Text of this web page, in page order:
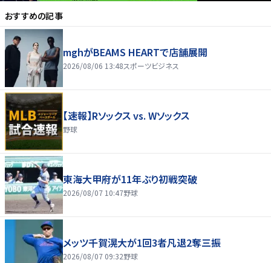
おすすめの記事
mghがBEAMS HEARTで店舗展開
2026/08/06 13:48スポーツビジネス
【速報】Rソックス vs. Wソックス
野球
東海大甲府が11年ぶり初戦突破
2026/08/07 10:47野球
メッツ千賀滉大が1回3者凡退2奪三振
2026/08/07 09:32野球